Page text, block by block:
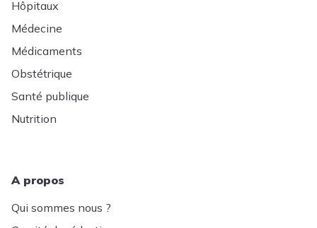
Hôpitaux
Médecine
Médicaments
Obstétrique
Santé publique
Nutrition
A propos
Qui sommes nous ?